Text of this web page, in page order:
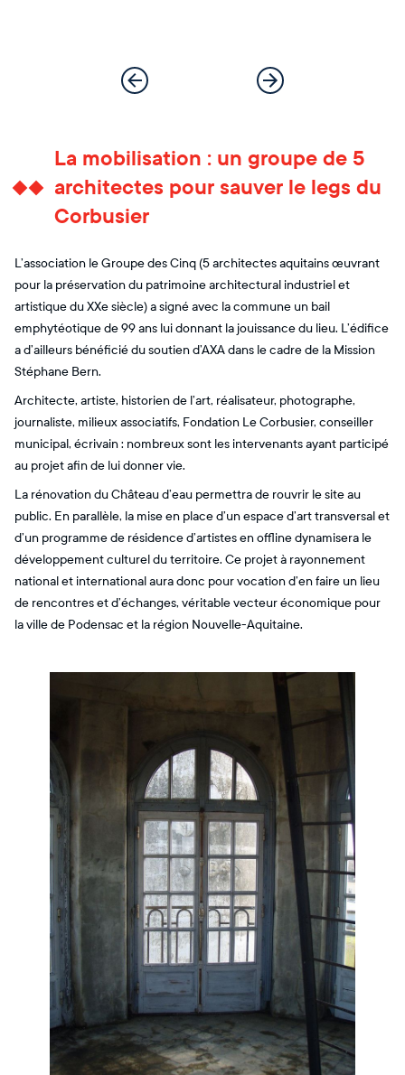
La mobilisation : un groupe de 5
architectes pour sauver le legs du
Corbusier
L’association le Groupe des Cinq (5 architectes aquitains œuvrant
pour la préservation du patrimoine architectural industriel et
artistique du XXe siècle) a signé avec la commune un bail
emphytéotique de 99 ans lui donnant la jouissance du lieu. L’édifice
a d’ailleurs bénéficié du soutien d’AXA dans le cadre de la Mission
Stéphane Bern.
Architecte, artiste, historien de l’art, réalisateur, photographe,
journaliste, milieux associatifs, Fondation Le Corbusier, conseiller
municipal, écrivain : nombreux sont les intervenants ayant participé
au projet afin de lui donner vie.
La rénovation du Château d’eau permettra de rouvrir le site au
public. En parallèle, la mise en place d’un espace d’art transversal et
d’un programme de résidence d’artistes en offline dynamisera le
développement culturel du territoire. Ce projet à rayonnement
national et international aura donc pour vocation d’en faire un lieu
de rencontres et d’échanges, véritable vecteur économique pour
la ville de Podensac et la région Nouvelle-Aquitaine.